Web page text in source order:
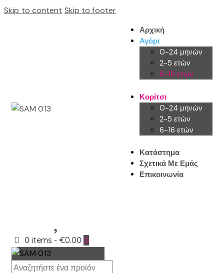
Skip to content Skip to footer
Αρχική
Αγόρι
0-24 μηνών
2-5 ετών
6-16 ετών
Κορίτσι
0-24 μηνών
2-5 ετών
6-16 ετών
Κατάστημα
Σχετικά Με Εμάς
Επικοινωνία
0 items - €0.00 0